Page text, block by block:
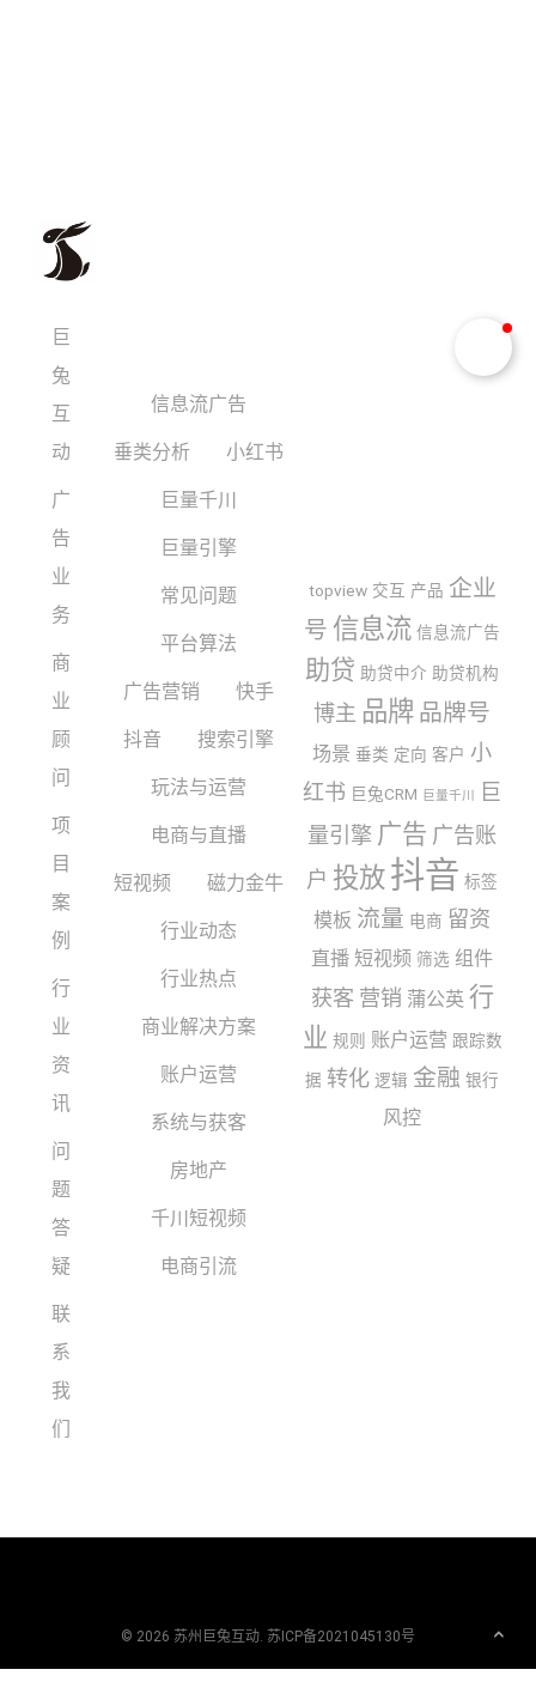
巨
兔
互
动
广
告
业
务
商
业
顾
问
项
目
案
例
行
业
资
讯
问
题
答
疑
联
系
我
们
信息流广告
垂类分析 小红书
巨量千川
巨量引擎
常见问题
平台算法
广告营销 快手
抖音 搜索引擎
玩法与运营
电商与直播
短视频 磁力金牛
行业动态
行业热点
商业解决方案
账户运营
系统与获客
房地产
千川短视频
电商引流
topview 交互 产品 企业
号 信息流 信息流广告
助贷 助贷中介 助贷机构
博主 品牌 品牌号
场景 垂类 定向 客户 小
红书 巨兔CRM 巨量千川
巨
量引擎 广告 广告账
户 投放抖音 标签
模板 流量 电商 留资
直播 短视频 筛选 组件
获客 营销 蒲公英 行
业 规则 账户运营 跟踪数
据 转化 逻辑 金融 银行
风控
© 2026 苏州巨兔互动. 苏ICP备2021045130号